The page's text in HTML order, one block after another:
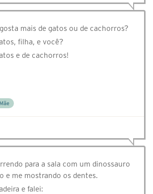
mais de gatos ou de cachorros?
filha, e você?
e de cachorros!
Mãe
para a sala com um dinossauro
e me mostrando os dentes.
e falei: